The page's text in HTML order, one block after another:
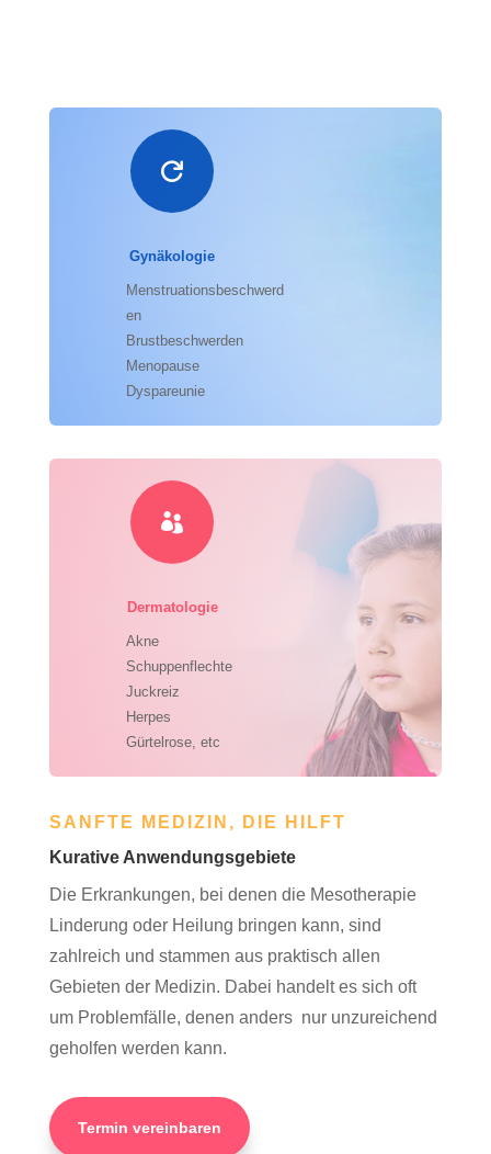

Gynäkologie
Menstruationsbeschwerd
en
Brustbeschwerden
Menopause
Dyspareunie

Dermatologie
Akne
Schuppenflechte
Juckreiz
Herpes
Gürtelrose, etc
SANFTE MEDIZIN, DIE HILFT
Kurative Anwendungsgebiete
Die Erkrankungen, bei denen die Mesotherapie
Linderung oder Heilung bringen kann, sind
zahlreich und stammen aus praktisch allen
Gebieten der Medizin. Dabei handelt es sich oft
um Problemfälle, denen anders nur unzureichend
geholfen werden kann.
Termin vereinbaren